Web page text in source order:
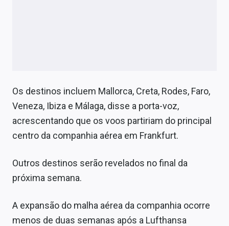
Sobre
Expediente
Contato
Os destinos incluem Mallorca, Creta, Rodes, Faro,
Veneza, Ibiza e Málaga, disse a porta-voz,
acrescentando que os voos partiriam do principal
centro da companhia aérea em Frankfurt.
Outros destinos serão revelados no final da
próxima semana.
A expansão do malha aérea da companhia ocorre
menos de duas semanas após a Lufthansa